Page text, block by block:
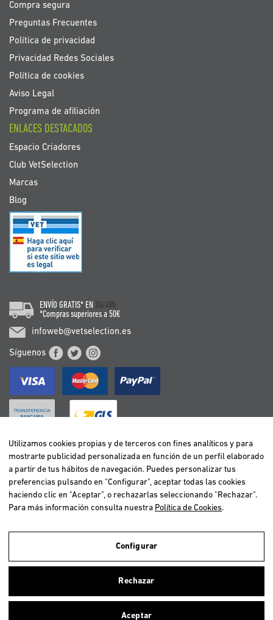
Utilizamos cookies propias y de terceros para realizar el análisis de la
navegación de los usuarios y de este modo poder ofrecer un mejor
ellas. Para más información clicaaquí.
Compra segura
Preguntas Frecuentes
Política de privacidad
Privacidad Redes Sociales
Política de cookies
Aviso Legal
Programa de afiliación
ENLACES DESTACADOS
Espacio Criadores
Club VetSelection
Marcas
Blog
ENVÍO GRATIS* EN 24/48h
*Compras superiores a 50€
infoweb@vetselection.es
Síguenos
BELGIË / BELGIQUE
DEUTSCHLAND
ESPAÑA
FRANCE
ITALIA
NEDERLAND
ÖSTERREICH
PORTUGAL
Copyright © 2026 Vetselection. Tienda de animales online. Todos los
Utilizamos cookies propias y de terceros con fines analíticos y para
mostrarte publicidad personalizada en función de un perfil elaborado
a partir de tus hábitos de navegación. Puedes personalizar tus
preferencias pulsando en "Configurar", aceptar todas las cookies
haciendo clic en "Aceptar", o rechazarlas seleccionando "Rechazar".
Para más información consulta nuestra Política de Cookies.
Configurar
Rechazar
Aceptar